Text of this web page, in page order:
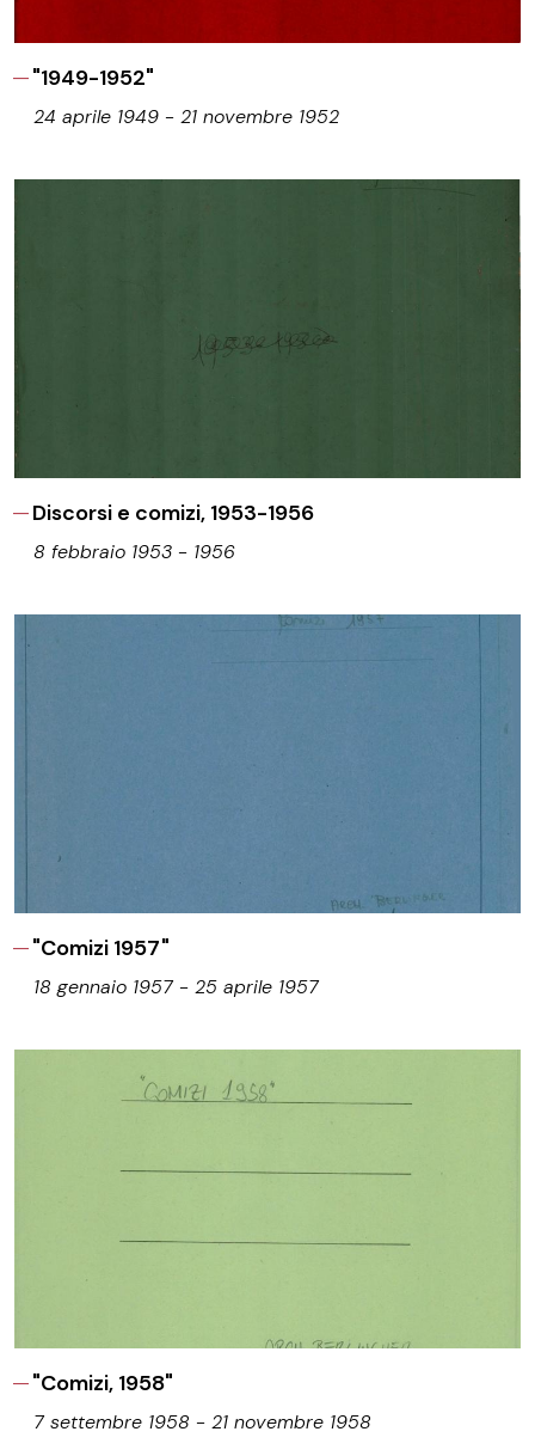
"1949-1952"
24 aprile 1949 - 21 novembre 1952
Discorsi e comizi, 1953-1956
8 febbraio 1953 - 1956
"Comizi 1957"
18 gennaio 1957 - 25 aprile 1957
"Comizi, 1958"
7 settembre 1958 - 21 novembre 1958